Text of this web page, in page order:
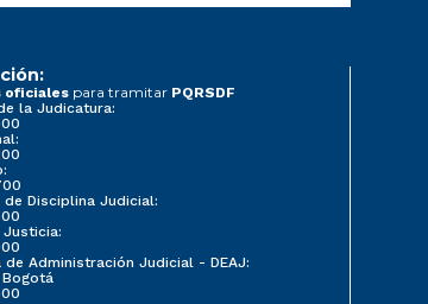
oficiales para tramitar PQRSDF
la Judicatura:
de Disciplina Judicial:
de Administración Judicial - DEAJ: